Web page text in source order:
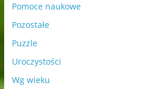
Pomoce naukowe
Pozostałe
Puzzle
Uroczystości
Wg wieku